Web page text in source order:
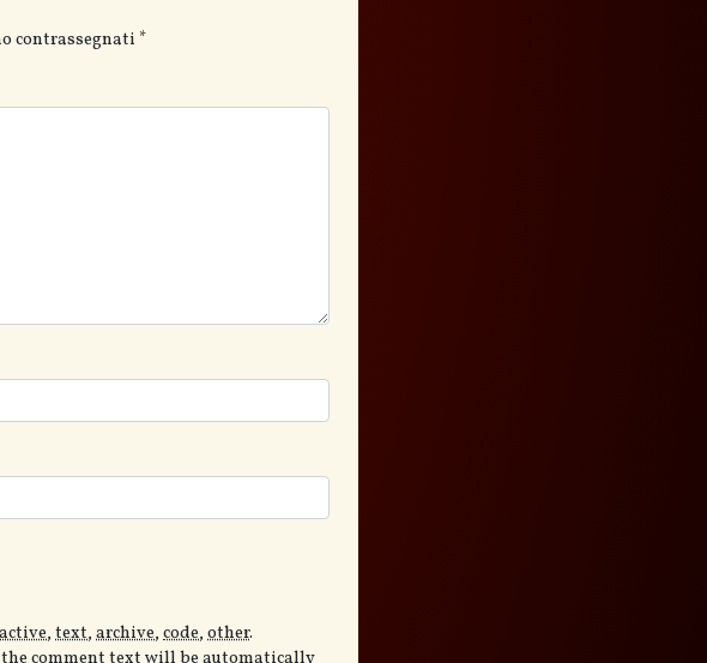
contrassegnati *
,text,archive,code,other.
the comment text will be automatically